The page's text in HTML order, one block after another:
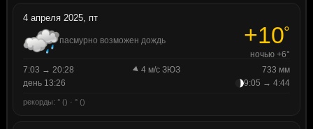
4 апреля 2025, пт
пасмурно возможен дождь +10°
ночью +6°
7:03 → 20:28
4 м/с ЗЮЗ
733 мм
день 13:26
9:05 → 4:44
рекорды: ° () · ° ()